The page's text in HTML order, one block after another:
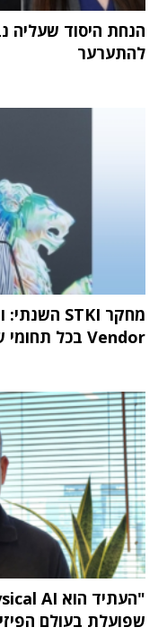
הנחת היסוד שעליה
להתערער
Vendor בכל תחומי שוק ה-IT
שפועלת בעולם